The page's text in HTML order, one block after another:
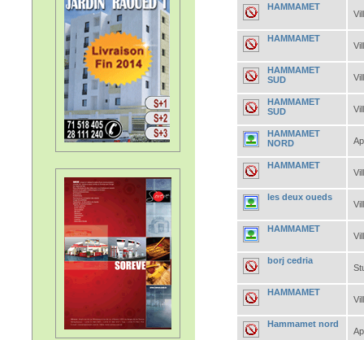
HAMMAMET
HAMMAMET
HAMMAMET
SUD
HAMMAMET
SUD
HAMMAMET
NORD
HAMMAMET
les deux oueds
HAMMAMET
borj cedria
HAMMAMET
Hammamet nord